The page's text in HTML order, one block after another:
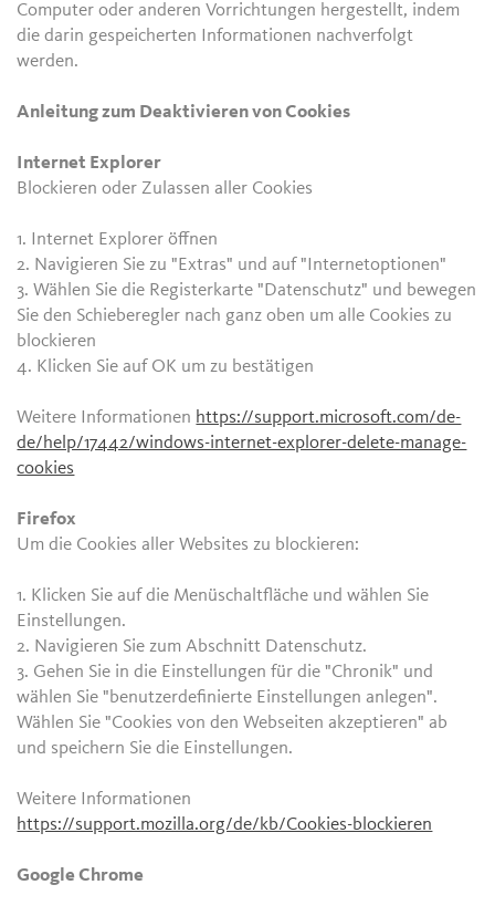
Computer oder anderen Vorrichtungen hergestellt, indem
die darin gespeicherten Informationen nachverfolgt
werden.
Anleitung zum Deaktivieren von Cookies
Internet Explorer
Blockieren oder Zulassen aller Cookies
1. Internet Explorer öffnen
2. Navigieren Sie zu "Extras" und auf "Internetoptionen"
3. Wählen Sie die Registerkarte "Datenschutz" und bewegen
Sie den Schieberegler nach ganz oben um alle Cookies zu
blockieren
4. Klicken Sie auf OK um zu bestätigen
Weitere Informationen https://support.microsoft.com/de-
de/help/17442/windows-internet-explorer-delete-manage-
cookies
Firefox
Um die Cookies aller Websites zu blockieren:
1. Klicken Sie auf die Menüschaltfläche und wählen Sie
Einstellungen.
2. Navigieren Sie zum Abschnitt Datenschutz.
3. Gehen Sie in die Einstellungen für die "Chronik" und
wählen Sie "benutzerdefinierte Einstellungen anlegen".
Wählen Sie "Cookies von den Webseiten akzeptieren" ab
und speichern Sie die Einstellungen.
Weitere Informationen
https://support.mozilla.org/de/kb/Cookies-blockieren
Google Chrome